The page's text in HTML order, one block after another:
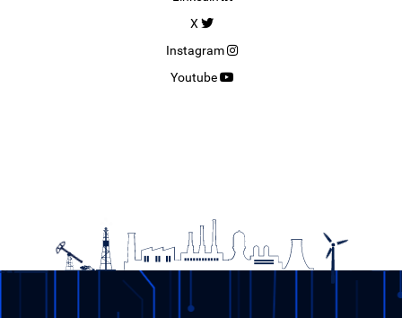
X
Instagram
Youtube